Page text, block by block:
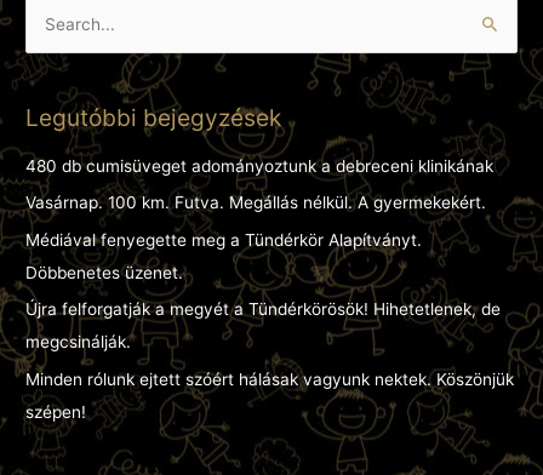
e
r
c
h
f
o
r
:
Legutóbbi bejegyzések
480 db cumisüveget adományoztunk a debreceni klinikának
Vasárnap. 100 km. Futva. Megállás nélkül. A gyermekekért.
Médiával fenyegette meg a Tündérkör Alapítványt.
Döbbenetes üzenet.
Újra felforgatják a megyét a Tündérkörösök! Hihetetlenek, de
megcsinálják.
Minden rólunk ejtett szóért hálásak vagyunk nektek. Köszönjük
szépen!